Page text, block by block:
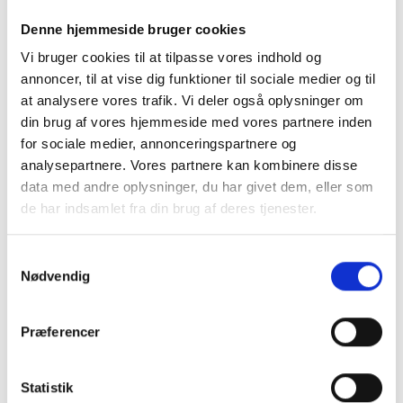
Denne hjemmeside bruger cookies
Vi bruger cookies til at tilpasse vores indhold og
annoncer, til at vise dig funktioner til sociale medier og til
at analysere vores trafik. Vi deler også oplysninger om
din brug af vores hjemmeside med vores partnere inden
for sociale medier, annonceringspartnere og
analysepartnere. Vores partnere kan kombinere disse
data med andre oplysninger, du har givet dem, eller som
de har indsamlet fra din brug af deres tjenester.
Nødvendig
Præferencer
Statistik
hjælpe dig med at gøre campingdrømmen til virkelighed.
Karrosseri, Chassis & Magasiner
Boogie aksel
Stabilisator
Stor tagluge
Vindue i dør
Fluenetsdør
Std. indret. m/toilet
Kassettegardiner
Fransk seng